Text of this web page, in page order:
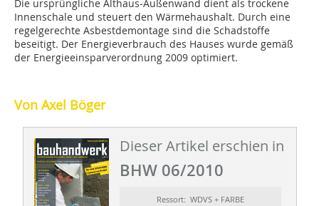
Die ursprüngliche Althaus-Außenwand dient als trockene
Innenschale und steuert den Wärmehaushalt. Durch eine
regelgerechte Asbestdemontage sind die Schadstoffe
beseitigt. Der Energieverbrauch des Hauses wurde gemäß
der Energieeinsparverordnung 2009 optimiert.
Von Axel Böger
Dieser Artikel erschien in
BHW 06/2010
Ressort: WDVS + FARBE